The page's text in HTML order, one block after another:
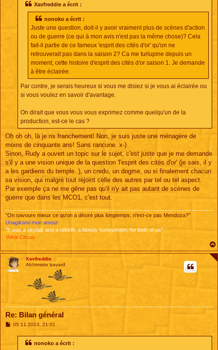
Xavfreddie a écrit :
nonoko a écrit :
Juste une question, doit-il y avoir vraiment plus de scènes d'action
ou de guerre (ce qui à mon avis n'est pas la même chose)? Cela
fait-il partie de ce fameux 'esprit des cités d'or' qu'on ne
retrouverait pas dans la saison 2? Ca me turlupine depuis un
moment, cette histoire d'esprit des cités d'or saison 1. Je demande
à être éclairée.
Par contre, je serais heureux si vous me disiez si je vous ai éclairée ou
si vous voulez en savoir d'avantage.
On dirait que vous vous vous exprimez comme quelqu'un de la
production, est-ce le cas ?
Oh oh oh, là je ris franchement! Non, je suis juste une ménagère de
moins de cinquante ans! Sans rancune. x-)
Sinon, Rudy a ouvert un topic sur le sujet, c'est juste que je me demande
s'il y a une vision unique de la question 'l'esprit des cités d'or' (je sais, il y
a les gardiens du temple..), un credo, un dogme, ou si finalement chacun
sa vision, qui malgré tout rejoint celle des autres par tel ou tel aspect.
Par exemple ça ne me gêne pas qu'il n'y ait pas autant de scènes de
guerre que dans les MCO1, c'est tout.
"On savoure mieux ce qu'on a désiré plus longtemps, n'est-ce pas Mendoza?"
Unagikami mon amour
"It was a skyfall, and a rebirth, a bloody honeymoon, for both of us"
Yokai Circus
Xavfreddie
Alchimiste bavard
Re: Bilan général
M05 11 2013, 21:01
nonoko a écrit :